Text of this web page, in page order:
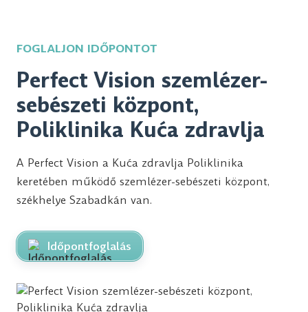
FOGLALJON IDŐPONTOT
Perfect Vision szemlézer-
sebészeti központ,
Poliklinika Kuća zdravlja
A Perfect Vision a Kuća zdravlja Poliklinika
keretében működő szemlézer-sebészeti központ,
székhelye Szabadkán van.
Időpontfoglalás